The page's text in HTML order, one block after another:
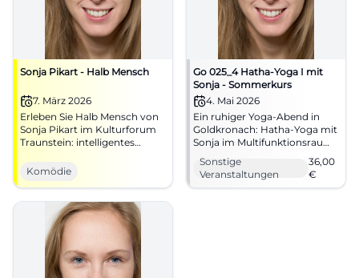
Sonja Pikart - Halb Mensch
7. März 2026
Erleben Sie Halb Mensch von
Sonja Pikart im Kulturforum
Traunstein: intelligentes
Bühnenerlebnis mit klarer
Regie, Lichtdramaturgie und
Theateratmosphäre. Ein
Abend, der Humor, Haltung
und Nachhall vereint.
Komödie
Go 025_4 Hatha-Yoga I mit
Sonja - Sommerkurs
4. Mai 2026
Ein ruhiger Yoga-Abend in
Goldkronach: Hatha-Yoga mit
Sonja im Multifunktionsraum
der Grundschule. 04.05.2026,
36 Euro. Jetzt Platz sichern.
#Yoga
Sonstige
Veranstaltungen
36,00
€